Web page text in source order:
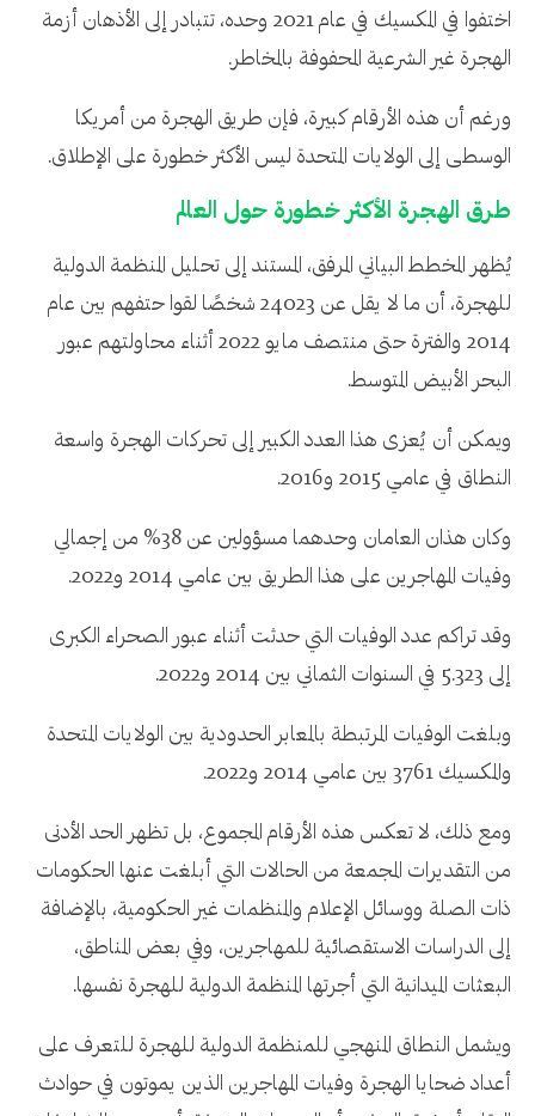
اختفوا في المكسيك في عام 2021 وحده، تتبادر إلى الأذهان أزمة
الهجرة غير الشرعية المحفوفة بالمخاطر.
ورغم أن هذه الأرقام كبيرة، فإن طريق الهجرة من أمريكا
الوسطى إلى الولايات المتحدة ليس الأكثر خطورة على الإطلاق.
طرق الهجرة الأكثر خطورة حول العالم
يُظهر المخطط البياني المرفق، المستند إلى تحليل المنظمة الدولية
للهجرة، أن ما لا يقل عن 24023 شخصًا لقوا حتفهم بين عام
2014 والفترة حتى منتصف مايو 2022 أثناء محاولتهم عبور
البحر الأبيض المتوسط.
ويمكن أن يُعزى هذا العدد الكبير إلى تحركات الهجرة واسعة
النطاق في عامي 2015 و2016.
وكان هذان العامان وحدهما مسؤولين عن 38% من إجمالي
وفيات المهاجرين على هذا الطريق بين عامي 2014 و2022.
وقد تراكم عدد الوفيات التي حدثت أثناء عبور الصحراء الكبرى
إلى 5.323 في السنوات الثماني بين 2014 و2022.
وبلغت الوفيات المرتبطة بالمعابر الحدودية بين الولايات المتحدة
والمكسيك 3761 بين عامي 2014 و2022.
ومع ذلك، لا تعكس هذه الأرقام المجموع، بل تظهر الحد الأدنى
من التقديرات المجمعة من الحالات التي أبلغت عنها الحكومات
ذات الصلة ووسائل الإعلام والمنظمات غير الحكومية، بالإضافة
إلى الدراسات الاستقصائية للمهاجرين، وفي بعض المناطق،
البعثات الميدانية التي أجرتها المنظمة الدولية للهجرة نفسها.
ويشمل النطاق المنهجي للمنظمة الدولية للهجرة للتعرف على
أعداد ضحايا الهجرة وفيات المهاجرين الذين يموتون في حوادث